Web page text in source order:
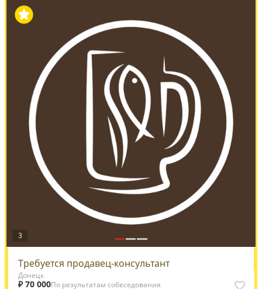
3
Требуется продавец-консультант
Донецк
₽ 70 000По результатам собеседования